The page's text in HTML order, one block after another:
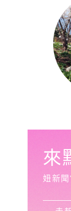
來
妞新